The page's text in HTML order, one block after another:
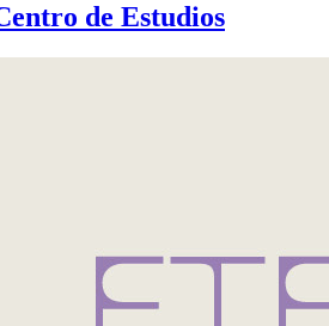
de Estudios